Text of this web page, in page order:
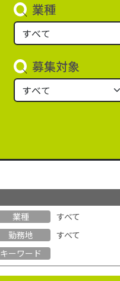
業種
募集対象
業種 すべて
勤務地
すべて
キーワード